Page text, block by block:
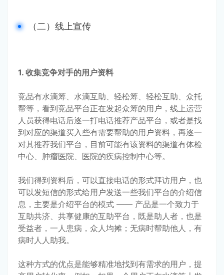
（二）线上宣传
1. 收集竞争对手的用户资料
竞品有水滴筹、水滴互助、轻松筹、轻松互助、众托
帮等，看到竞品平台正在发起众筹的用户，线上运营
人员获得电话后逐一打电话推荐产品平台，或者是找
到对应的渠道买入些有需要帮助的用户资料，再逐一
对其推荐我们平台，目前可能有该资料的渠道有体检
中心、肿瘤医院、医院的疾病控制中心等。
我们得到资料后，可以直接电话的形式拜访用户，也
可以发短信的形式给用户发送一些我们平台的介绍信
息，主要是介绍平台的模式 —— 产品是一个致力于
互助共济、共享健康的互助平台，既是助人者，也是
受益者，一人患病，众人均摊；无病时帮助他人，有
病时人人助我。
这种方式的优点是能够精准地找到有需求的用户，提